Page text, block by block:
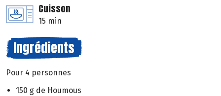
Cuisson
15 min
Ingrédients
Pour 4 personnes
150 g de Houmous